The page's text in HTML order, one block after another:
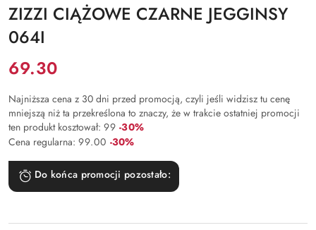
ZIZZI CIĄŻOWE CZARNE JEGGINSY
064I
Cena:
69.30
Najniższa cena z 30 dni przed promocją, czyli jeśli widzisz tu cenę
mniejszą niż ta przekreślona to znaczy, że w trakcie ostatniej promocji
ten produkt kosztował: 99 Rabat:
-30%
Cena regularna: 99.00 Rabat:
-30%
Do końca promocji pozostało: